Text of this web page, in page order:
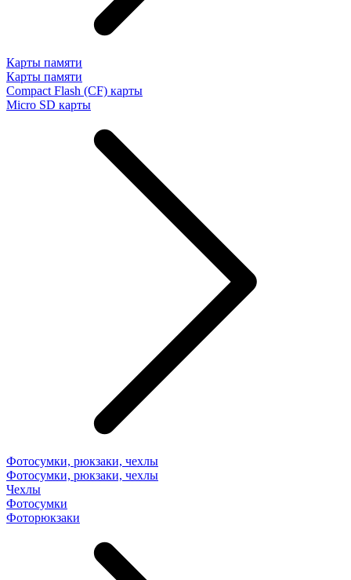
Карты памяти
Карты памяти
Compact Flash (CF) карты
Micro SD карты
Фотосумки, рюкзаки, чехлы
Фотосумки, рюкзаки, чехлы
Чехлы
Фотосумки
Фоторюкзаки